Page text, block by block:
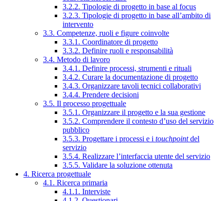
3.2.2. Tipologie di progetto in base al focus
3.2.3. Tipologie di progetto in base all’ambito di
intervento
3.3. Competenze, ruoli e figure coinvolte
3.3.1. Coordinatore di progetto
3.3.2. Definire ruoli e responsabilità
3.4. Metodo di lavoro
3.4.1. Definire processi, strumenti e rituali
3.4.2. Curare la documentazione di progetto
3.4.3. Organizzare tavoli tecnici collaborativi
3.4.4. Prendere decisioni
3.5. Il processo progettuale
3.5.1. Organizzare il progetto e la sua gestione
3.5.2. Comprendere il contesto d’uso del servizio
pubblico
3.5.3. Progettare i processi e i touchpointdel
servizio
3.5.4. Realizzare l’interfaccia utente del servizio
3.5.5. Validare la soluzione ottenuta
4. Ricerca progettuale
4.1. Ricerca primaria
4.1.1. Interviste